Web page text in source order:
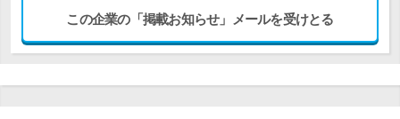
この企業の「掲載お知らせ」メールを受けとる